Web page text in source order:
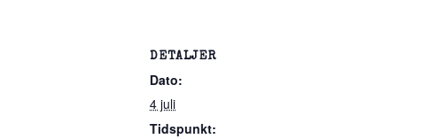
DETALJER
Dato:
4 juli
Tidspunkt: